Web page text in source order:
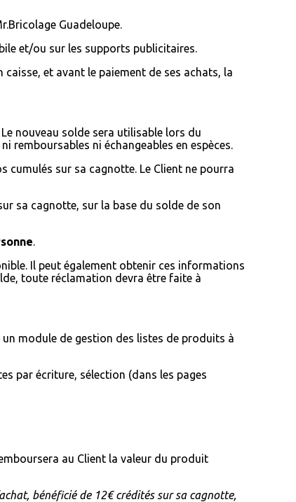
Guadeloupe.
et/ou sur les supports publicitaires.
et avant le paiement de ses achats, la
nouveau solde sera utilisable lors du
remboursables ni échangeables en espèces.
cumulés sur sa cagnotte. Le Client ne pourra
sa cagnotte, sur la base du solde de son
.
Il peut également obtenir ces informations
toute réclamation devra être faite à
module de gestion des listes de produits à
par écriture, sélection (dans les pages
au Client la valeur du produit
bénéficié de 12€ crédités sur sa cagnotte,